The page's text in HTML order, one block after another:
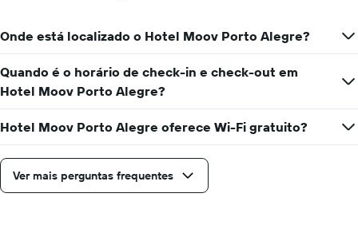
Onde está localizado o Hotel Moov Porto Alegre?
Quando é o horário de check-in e check-out em
Hotel Moov Porto Alegre?
Hotel Moov Porto Alegre oferece Wi-Fi gratuito?
Ver mais perguntas frequentes